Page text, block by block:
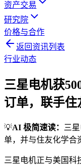
资产交易
研究院
价格与合作
返回资讯列表
行业动态
三星电机获
订单，联手住
💡AI 极简速读：
三
单，并与住友化学合
三星电机正与美国